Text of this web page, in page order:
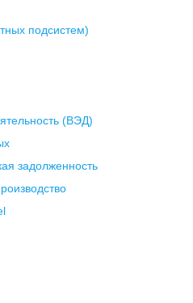
подсистем)
(ВЭД)
задолженность